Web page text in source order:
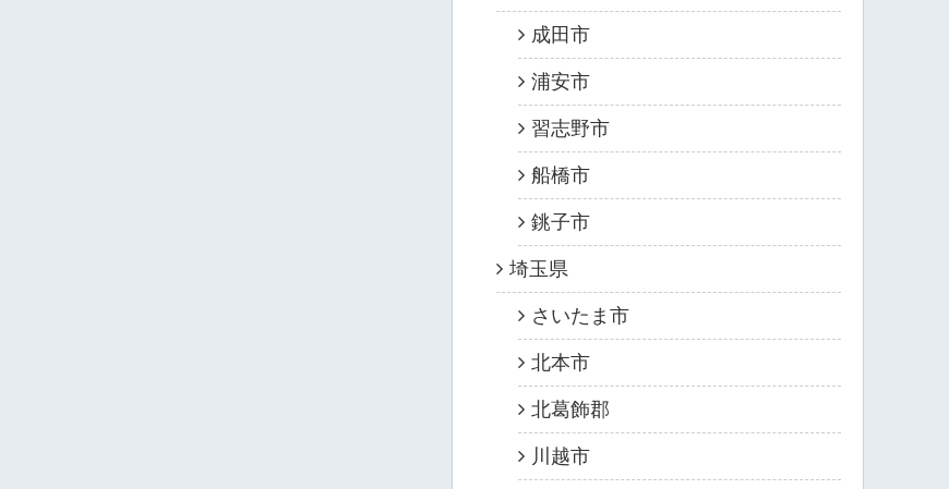
成田市
浦安市
習志野市
船橋市
銚子市
埼玉県
さいたま市
北本市
北葛飾郡
川越市